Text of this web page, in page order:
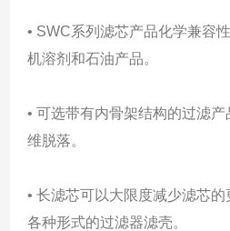
• SWC系列滤芯产品化学兼容
机溶剂和石油产品。
• 可选带有内骨架结构的过滤
维脱落。
• 长滤芯可以大限度减少滤芯
各种形式的过滤器滤壳。